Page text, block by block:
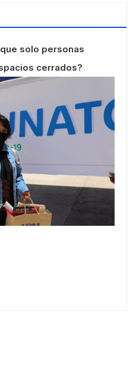
solo personas
cerrados?